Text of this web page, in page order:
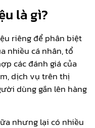
là gì?
riêng để phân biệt
nhiều cá nhân, tổ
các đánh giá của
dịch vụ trên thị
dùng gắn lên hàng
nhưng lại có nhiều